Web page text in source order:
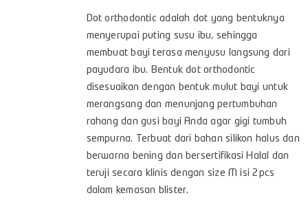
Dot orthodontic adalah dot yang bentuknya
menyerupai puting susu ibu, sehingga
membuat bayi terasa menyusu langsung dari
payudara ibu. Bentuk dot orthodontic
disesuaikan dengan bentuk mulut bayi untuk
merangsang dan menunjang pertumbuhan
rahang dan gusi bayi Anda agar gigi tumbuh
sempurna. Terbuat dari bahan silikon halus dan
berwarna bening dan bersertifikasi Halal dan
teruji secara klinis dengan size M isi 2pcs
dalam kemasan blister.